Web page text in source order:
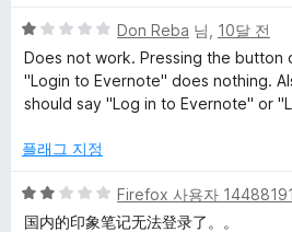
대
한
리
뷰
점
에
1
점
5
점
만
점
1
Don Reba 님, 10달 전
Does not work. Pressing the button
"Login to Evernote" does nothing.
should say "Log in to Evernote" or
플래그 지정
5
점
Firefox 사용자 14488191
国内的印象笔记无法登录了。。